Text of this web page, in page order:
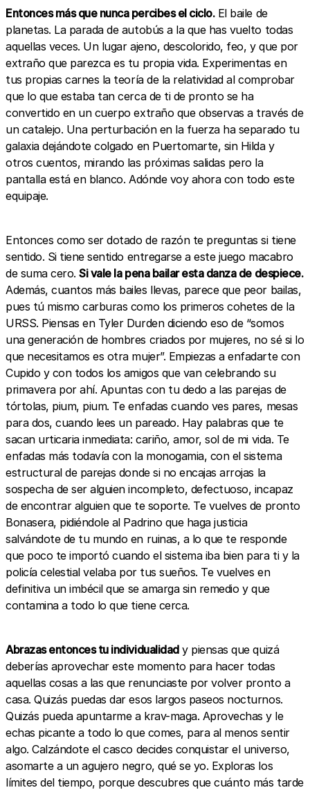
Entonces más que nunca percibes el ciclo.El baile de
planetas. La parada de autobús a la que has vuelto todas
aquellas veces. Un lugar ajeno, descolorido, feo, y que por
extraño que parezca es tu propia vida. Experimentas en
tus propias carnes la teoría de la relatividad al comprobar
que lo que estaba tan cerca de ti de pronto se ha
convertido en un cuerpo extraño que observas a través de
un catalejo. Una perturbación en la fuerza ha separado tu
galaxia dejándote colgado en Puertomarte, sin Hilda y
otros cuentos, mirando las próximas salidas pero la
pantalla está en blanco. Adónde voy ahora con todo este
equipaje.
Entonces como ser dotado de razón te preguntas si tiene
sentido. Si tiene sentido entregarse a este juego macabro
de suma cero.Si vale la pena bailar esta danza de despiece.
Además, cuantos más bailes llevas, parece que peor bailas,
pues tú mismo carburas como los primeros cohetes de la
URSS. Piensas en Tyler Durden diciendo eso de “somos
una generación de hombres criados por mujeres, no sé si lo
que necesitamos es otra mujer”. Empiezas a enfadarte con
Cupido y con todos los amigos que van celebrando su
primavera por ahí. Apuntas con tu dedo a las parejas de
tórtolas, pium, pium. Te enfadas cuando ves pares, mesas
para dos, cuando lees un pareado. Hay palabras que te
sacan urticaria inmediata: cariño, amor, sol de mi vida. Te
enfadas más todavía con la monogamia, con el sistema
estructural de parejas donde si no encajas arrojas la
sospecha de ser alguien incompleto, defectuoso, incapaz
de encontrar alguien que te soporte. Te vuelves de pronto
Bonasera, pidiéndole al Padrino que haga justicia
salvándote de tu mundo en ruinas, a lo que te responde
que poco te importó cuando el sistema iba bien para ti y la
policía celestial velaba por tus sueños. Te vuelves en
definitiva un imbécil que se amarga sin remedio y que
contamina a todo lo que tiene cerca.
Abrazas entonces tu individualidady piensas que quizá
deberías aprovechar este momento para hacer todas
aquellas cosas a las que renunciaste por volver pronto a
casa. Quizás puedas dar esos largos paseos nocturnos.
Quizás pueda apuntarme a krav-maga. Aprovechas y le
echas picante a todo lo que comes, para al menos sentir
algo. Calzándote el casco decides conquistar el universo,
asomarte a un agujero negro, qué se yo. Exploras los
límites del tiempo, porque descubres que cuánto más tarde